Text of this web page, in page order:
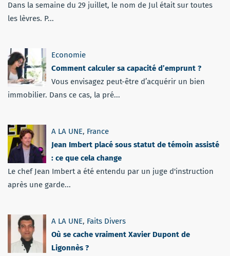
Dans la semaine du 29 juillet, le nom de Jul était sur toutes
les lèvres. P...
Economie
Comment calculer sa capacité d’emprunt ?
Vous envisagez peut-être d’acquérir un bien
immobilier. Dans ce cas, la pré...
A LA UNE, France
Jean Imbert placé sous statut de témoin assisté
: ce que cela change
Le chef Jean Imbert a été entendu par un juge d'instruction
après une garde...
A LA UNE, Faits Divers
Où se cache vraiment Xavier Dupont de
Ligonnès ?